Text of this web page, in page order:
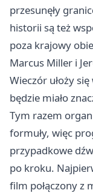
przesunęły
historii są też
poza krajowy
Marcus Miller i
Wieczór ułoży
będzie miało
Tym razem
formuły, więc
przypadkowe
po kroku.
film połączony z